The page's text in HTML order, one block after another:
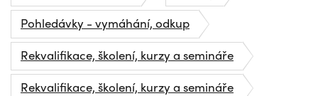
Pohledávky - vymáhání, odkup
Rekvalifikace, školení, kurzy a semináře
Rekvalifikace, školení, kurzy a semináře